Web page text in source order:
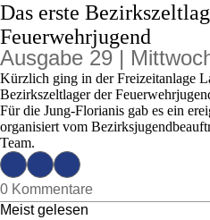
Das erste
Feuerwehrjugend
Ausgabe 29 |
Kürzlich ging in der Freizeitanlage
Bezirkszeltlager der
Für die Jung-Florianis gab es ein
organisiert vom
Team.
0 Kommentare
Meist gelesen